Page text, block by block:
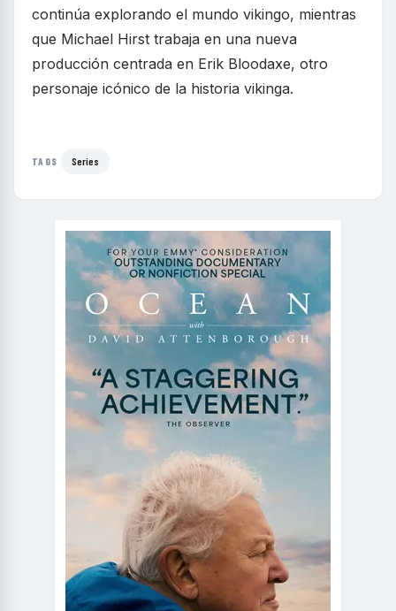
continúa explorando el mundo vikingo, mientras
que Michael Hirst trabaja en una nueva
producción centrada en Erik Bloodaxe, otro
personaje icónico de la historia vikinga.
TAGS Series